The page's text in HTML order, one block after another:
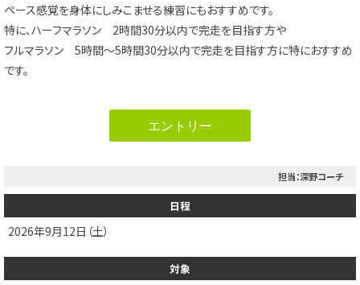
ペース感覚を身体にしみこませる練習にもおすすめです。
特に、ハーフマラソン 2時間30分以内で完走を目指す方や
フルマラソン 5時間～5時間30分以内で完走を目指す方に特におすすめ
です。
エントリー
担当：深野コーチ
日程
2026年9月12日（土）
対象